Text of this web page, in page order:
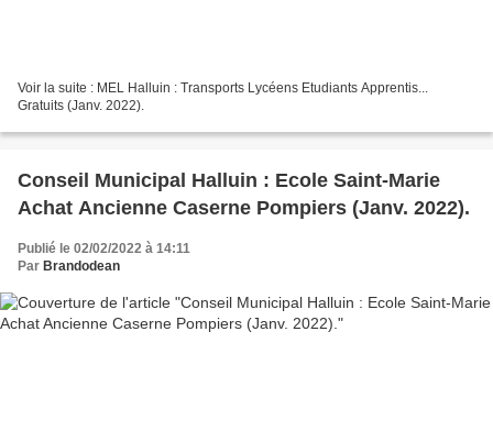
Voir la suite : MEL Halluin : Transports Lycéens Etudiants Apprentis...
Gratuits (Janv. 2022).
Conseil Municipal Halluin : Ecole Saint-Marie
Achat Ancienne Caserne Pompiers (Janv. 2022).
Publié le 02/02/2022 à 14:11
Par Brandodean